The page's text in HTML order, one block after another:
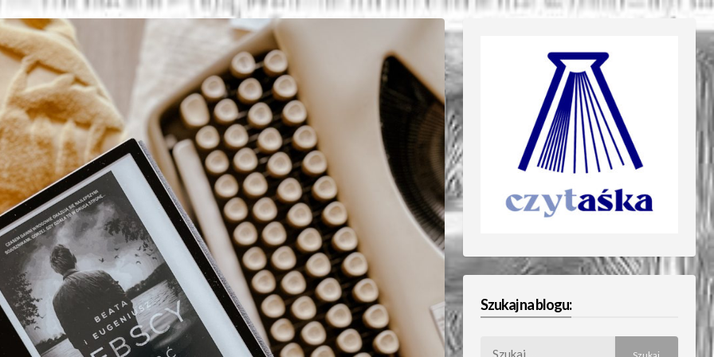
Szukaj na blogu: